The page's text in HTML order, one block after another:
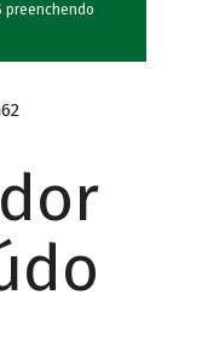
preenchendo